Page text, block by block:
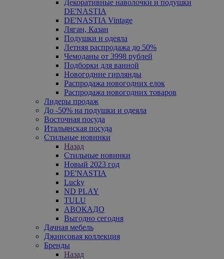
Декоративные наволочки и подушки
DE'NASTIA
DE'NASTIA Vintage
Ляган, Казан
Подушки и одеяла
Летняя распродажа до 50%
Чемоданы от 3998 рублей
Подборки для ванной
Новогодние гирлянды
Распродажа новогодних елок
Распродажа новогодних товаров
Лидеры продаж
До -50% на подушки и одеяла
Восточная посуда
Итальянская посуда
Стильные новинки
Назад
Стильные новинки
Новый 2023 год
DE'NASTIA
Lucky
ND PLAY
TULU
АВОКАДО
Выгодно сегодня
Дачная мебель
Джинсовая коллекция
Бренды
Назад